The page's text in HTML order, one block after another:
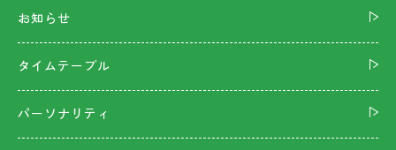
お知らせ
タイムテーブル
パーソナリティ